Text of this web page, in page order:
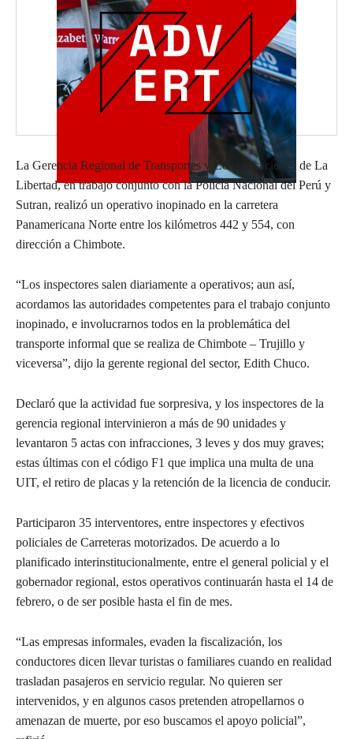
La Gerencia Regional de Transportes y Comunicaciones de La
Libertad, en trabajo conjunto con la Policía Nacional del Perú y
Sutran, realizó un operativo inopinado en la carretera
Panamericana Norte entre los kilómetros 442 y 554, con
dirección a Chimbote.
“Los inspectores salen diariamente a operativos; aun así,
acordamos las autoridades competentes para el trabajo conjunto
inopinado, e involucrarnos todos en la problemática del
transporte informal que se realiza de Chimbote – Trujillo y
viceversa”, dijo la gerente regional del sector, Edith Chuco.
Declaró que la actividad fue sorpresiva, y los inspectores de la
gerencia regional intervinieron a más de 90 unidades y
levantaron 5 actas con infracciones, 3 leves y dos muy graves;
estas últimas con el código F1 que implica una multa de una
UIT, el retiro de placas y la retención de la licencia de conducir.
Participaron 35 interventores, entre inspectores y efectivos
policiales de Carreteras motorizados. De acuerdo a lo
planificado interinstitucionalmente, entre el general policial y el
gobernador regional, estos operativos continuarán hasta el 14 de
febrero, o de ser posible hasta el fin de mes.
“Las empresas informales, evaden la fiscalización, los
conductores dicen llevar turistas o familiares cuando en realidad
trasladan pasajeros en servicio regular. No quieren ser
intervenidos, y en algunos casos pretenden atropellarnos o
amenazan de muerte, por eso buscamos el apoyo policial”,